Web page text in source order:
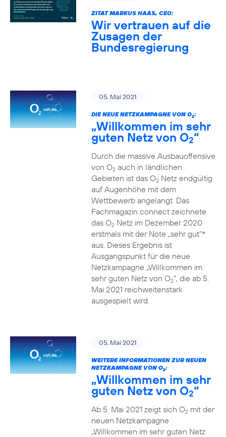
ZITAT MARKUS HAAS, CEO:
Wir vertrauen auf die
Zusagen der
Bundesregierung
05. Mai 2021
DIE NEUE NETZKAMPAGNE VON O2:
„Willkommen im sehr
guten Netz von O2“
Durch die massive Ausbauoffensive
von O2auch in ländlichen
Gebieten ist das O2Netz endgültig
auf Augenhöhe mit dem
Wettbewerb angelangt. Das
Fachmagazin connect zeichnete
das O2Netz im Dezember 2020
erstmals mit der Note „sehr gut“*
aus. Dieses Ergebnis ist
Ausgangspunkt für die neue
Netzkampagne „Willkommen im
sehr guten Netz von O2“, die ab 5.
Mai 2021 reichweitenstark
ausgespielt wird.
05. Mai 2021
WEITERE INFORMATIONEN ZUR NEUEN
NETZKAMPAGNE VON O2:
„Willkommen im sehr
guten Netz von O2“
Ab 5. Mai 2021 zeigt sich O2mit der
neuen Netzkampagne
„Willkommen im sehr guten Netz